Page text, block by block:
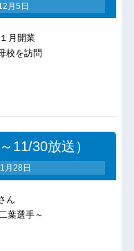
月5日
月開業
校を訪問
11/30放送）
月28日
ん
葉選手～